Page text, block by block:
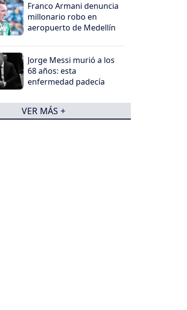
Franco Armani denuncia
millonario robo en
aeropuerto de Medellín
Jorge Messi murió a los
68 años: esta
enfermedad padecía
VER MÁS +